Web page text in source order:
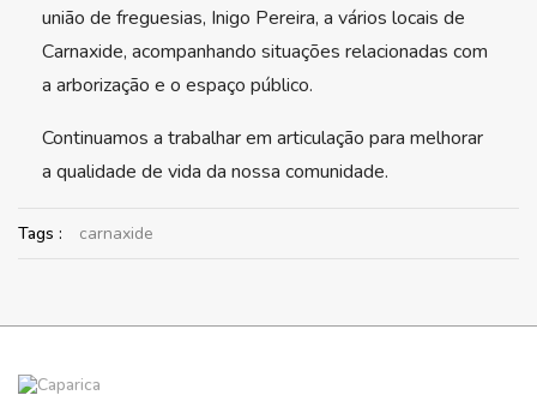
união de freguesias, Inigo Pereira, a vários locais de
Carnaxide, acompanhando situações relacionadas com
a arborização e o espaço público.
Continuamos a trabalhar em articulação para melhorar
a qualidade de vida da nossa comunidade.
Tags : carnaxide